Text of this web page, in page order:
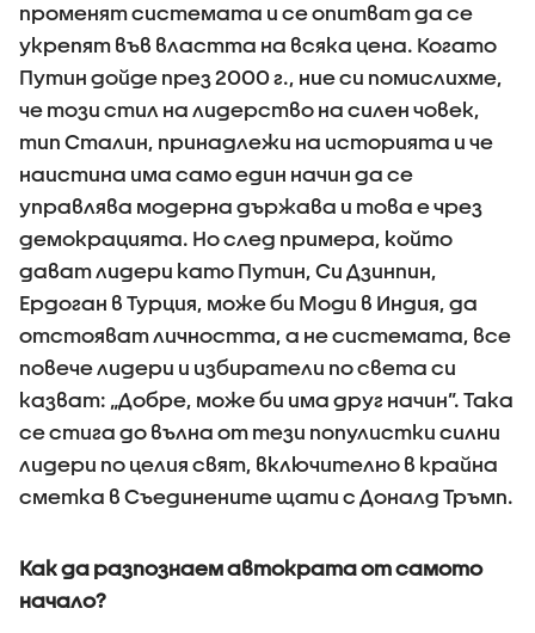
променят системата и се опитват да се
укрепят във властта на всяка цена. Когато
Путин дойде през 2000 г., ние си помислихме,
че този стил на лидерство на силен човек,
тип Сталин, принадлежи на историята и че
наистина има само един начин да се
управлява модерна държава и това е чрез
демокрацията. Но след примера, който
дават лидери като Путин, Си Дзинпин,
Ердоган в Турция, може би Моди в Индия, да
отстояват личността, а не системата, все
повече лидери и избиратели по света си
казват: „Добре, може би има друг начин”. Така
се стига до вълна от тези популистки силни
лидери по целия свят, включително в крайна
сметка в Съединените щати с Доналд Тръмп.
Как да разпознаем автократа от самото
начало?